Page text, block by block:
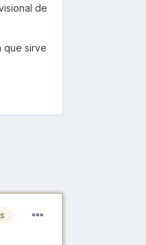
de
que sirve